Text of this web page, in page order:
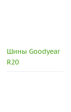
Шины Goodyear
R20